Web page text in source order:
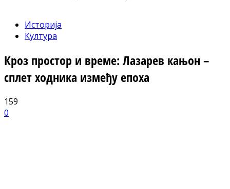
Историја
Култура
Кроз простор и време: Лазарев кањон –
сплет ходника између епоха
159
0